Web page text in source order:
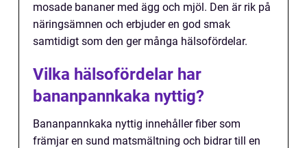
mosade bananer med ägg och mjöl. Den är rik på
näringsämnen och erbjuder en god smak
samtidigt som den ger många hälsofördelar.
Vilka hälsofördelar har
bananpannkaka nyttig?
Bananpannkaka nyttig innehåller fiber som
främjar en sund matsmältning och bidrar till en